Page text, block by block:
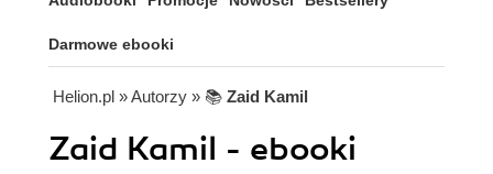
Darmowe ebooki
Helion.pl » Autorzy » 📚 Zaid Kamil
Zaid Kamil - ebooki